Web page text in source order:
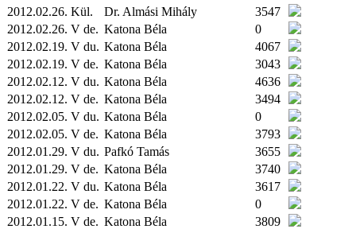
2012.02.26. Kül. Dr. Almási Mihály
3547
2012.02.26. V de. Katona Béla
0
2012.02.19. V du. Katona Béla
4067
2012.02.19. V de. Katona Béla
3043
2012.02.12. V du. Katona Béla
4636
2012.02.12. V de. Katona Béla
3494
2012.02.05. V du. Katona Béla
0
2012.02.05. V de. Katona Béla
3793
2012.01.29. V du. Pafkó Tamás
3655
2012.01.29. V de. Katona Béla
3740
2012.01.22. V du. Katona Béla
3617
2012.01.22. V de. Katona Béla
0
2012.01.15. V de. Katona Béla 3809